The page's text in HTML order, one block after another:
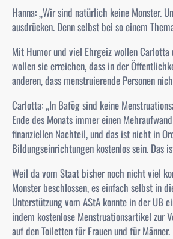
Hanna: „Wir sind natürlich keine Monster.
ausdrücken. Denn selbst bei so einem
Mit Humor und viel Ehrgeiz wollen
wollen sie erreichen, dass in der
anderen, dass menstruierende Personen
Carlotta: „In Bafög sind keine
Ende des Monats immer einen
finanziellen Nachteil, und das ist nicht in
Bildungseinrichtungen kostenlos sein.
Weil da vom Staat bisher noch nicht viel
Monster beschlossen, es einfach selbst in
Unterstützung vom AStA konnte in der UB
indem kostenlose Menstruationsartikel zur
auf den Toiletten für Frauen und für Männer.